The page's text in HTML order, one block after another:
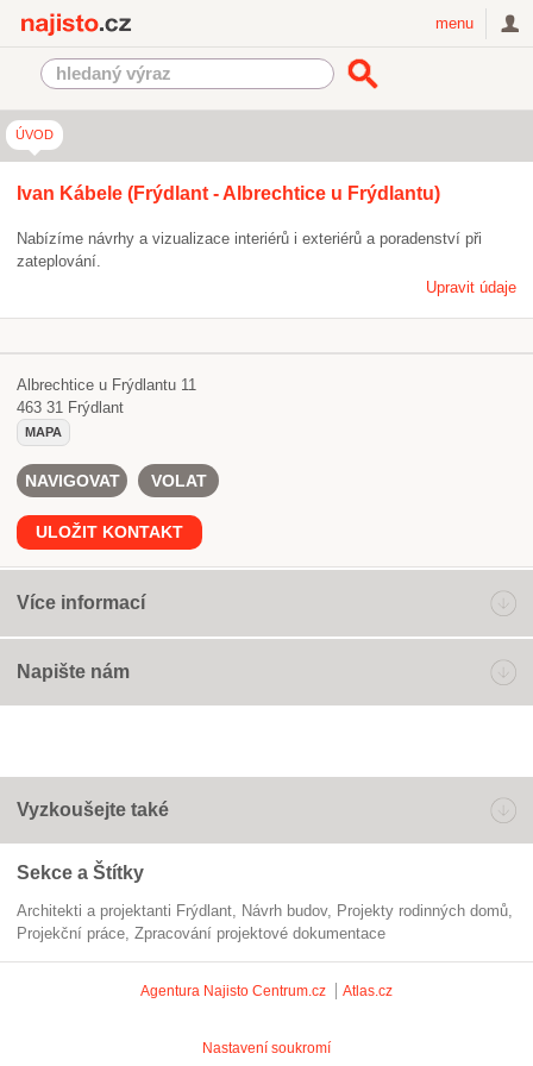
menu
ÚVOD
Ivan Kábele (Frýdlant - Albrechtice u Frýdlantu)
Nabízíme návrhy a vizualizace interiérů i exteriérů a poradenství při
zateplování.
Upravit údaje
Albrechtice u Frýdlantu 11
463 31 Frýdlant
MAPA
NAVIGOVAT VOLAT
ULOŽIT KONTAKT
Více informací
Napište nám
Vyzkoušejte také
Sekce a Štítky
Architekti a projektanti Frýdlant návrh budov
projekty rodinných domů
projekční práce
zpracování projektové dokumentace
Agentura Najisto Centrum.cz Atlas.cz
Nastavení soukromí